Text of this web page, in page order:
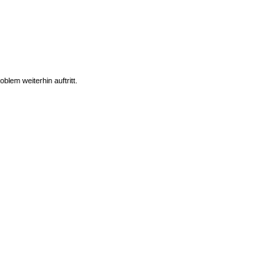
weiterhin auftritt.